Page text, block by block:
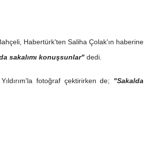
Habertürk'ten Saliha Çolak'ın haberine
sakalımı konuşsunlar"dedi.
fotoğraf çektirirken de; "Sakalda